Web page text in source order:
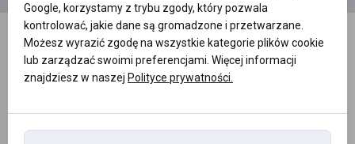
Google, korzystamy z trybu zgody, który pozwala
kontrolować, jakie dane są gromadzone i przetwarzane.
Możesz wyrazić zgodę na wszystkie kategorie plików cookie
lub zarządzać swoimi preferencjami. Więcej informacji
znajdziesz w naszej Polityce prywatności.